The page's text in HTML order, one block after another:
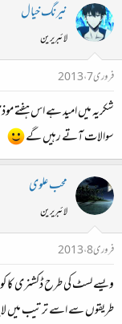
نیرنگ خیال
لائبریرین
فروری 7، 2013
شکریہ میں امید ہے اس ہفتے
سوالات آتے رہیں گے
محب علوی
لائبریرین
فروری 8، 2013
طریقوں سے اسے ترتیب میں